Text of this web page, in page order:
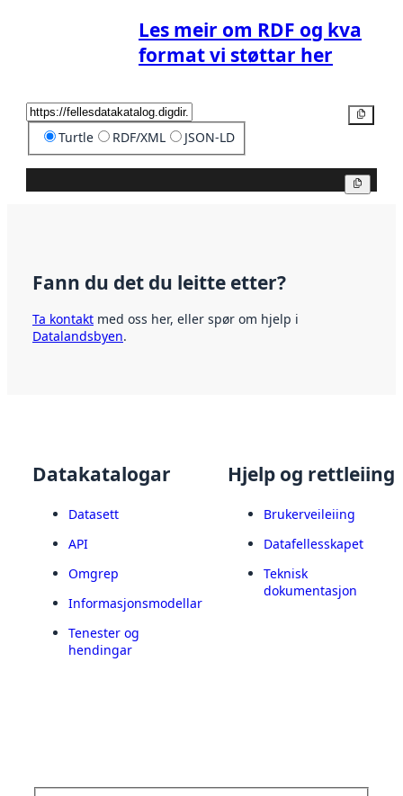
Les meir om RDF og kva
format vi støttar her
Turtle RDF/XML JSON-LD
Fann du det du leitte etter?
Ta kontakt med oss her, eller spør om hjelp i
Datalandsbyen.
Datakatalogar
Datasett
API
Omgrep
Informasjonsmodellar
Tenester og
hendingar
Hjelp og rettleiing
Brukerveileiing
Datafellesskapet
Teknisk
dokumentasjon